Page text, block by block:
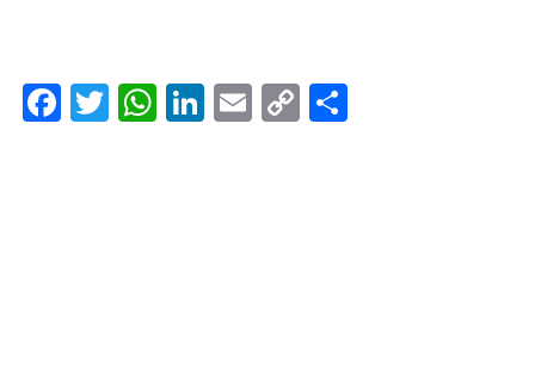
Facebook
Twitter
WhatsApp
LinkedIn
Email
Copy